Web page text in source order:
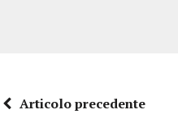
Articolo precedente